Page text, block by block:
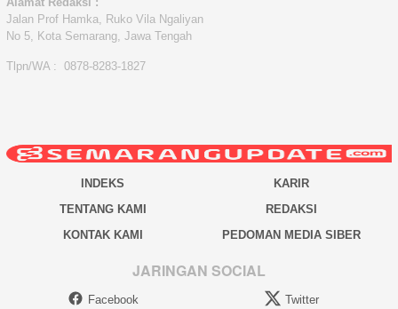
Jalan Prof Hamka, Ruko Vila Ngaliyan
No 5, Kota Semarang, Jawa Tengah
Tlpn/WA : 0878-8283-1827
INDEKS
KARIR
TENTANG KAMI
REDAKSI
KONTAK KAMI
PEDOMAN MEDIA SIBER
JARINGAN SOCIAL
Facebook Twitter